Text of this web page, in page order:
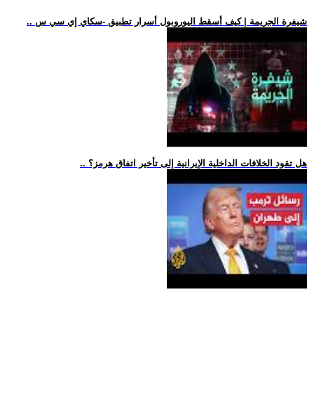
.. شيفرة الجريمة | كيف أسقط اليوروبول أسرار تطبيق -سكاي إي سي س
.. هل تقود الخلافات الداخلية الإيرانية إلى تأخير اتفاق هرمز؟